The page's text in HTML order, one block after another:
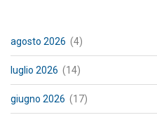
agosto 2026 (4)
luglio 2026 (14)
giugno 2026 (17)